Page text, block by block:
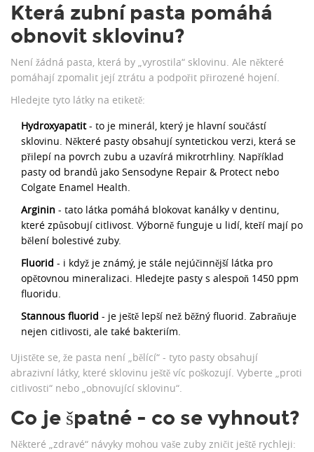
Která zubní pasta pomáhá
obnovit sklovinu?
Není žádná pasta, která by „vyrostila“ sklovinu. Ale některé
pomáhají zpomalit její ztrátu a podpořit přirozené hojení.
Hledejte tyto látky na etiketě:
Hydroxyapatit- to je minerál, který je hlavní součástí
sklovinu. Některé pasty obsahují syntetickou verzi, která se
přilepí na povrch zubu a uzavírá mikrotrhliny. Například
pasty od brandů jako Sensodyne Repair & Protect nebo
Colgate Enamel Health.
Arginin - tato látka pomáhá blokovat kanálky v dentinu,
které způsobují citlivost. Výborně funguje u lidí, kteří mají po
bělení bolestivé zuby.
Fluorid - i když je známý, je stále nejúčinnější látka pro
opětovnou mineralizaci. Hledejte pasty s alespoň 1450 ppm
fluoridu.
Stannous fluorid - je ještě lepší než běžný fluorid. Zabraňuje
nejen citlivosti, ale také bakteriím.
Ujistěte se, že pasta není „bělící“ - tyto pasty obsahují
abrazivní látky, které sklovinu ještě víc poškozují. Vyberte „proti
citlivosti“ nebo „obnovující sklovinu“.
Co je špatné - co se vyhnout?
Některé „zdravé“ návyky mohou vaše zuby zničit ještě rychleji: